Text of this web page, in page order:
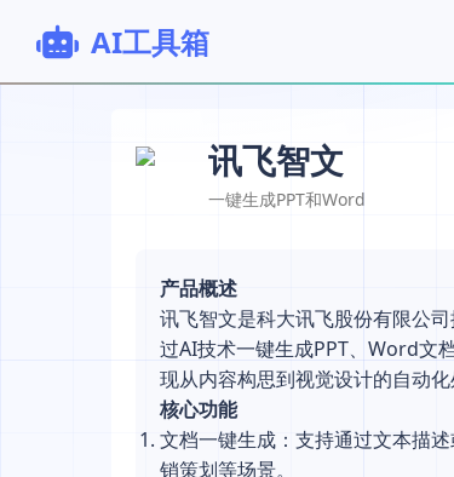
AI工具箱
讯飞智文
一键生成PPT和Word
产品概述
讯飞智文是科大讯飞股份有限公
过AI技术一键生成PPT、Word文
现从内容构思到视觉设计的自动化
核心功能
文档一键生成：支持通过文本描
销策划等场景。